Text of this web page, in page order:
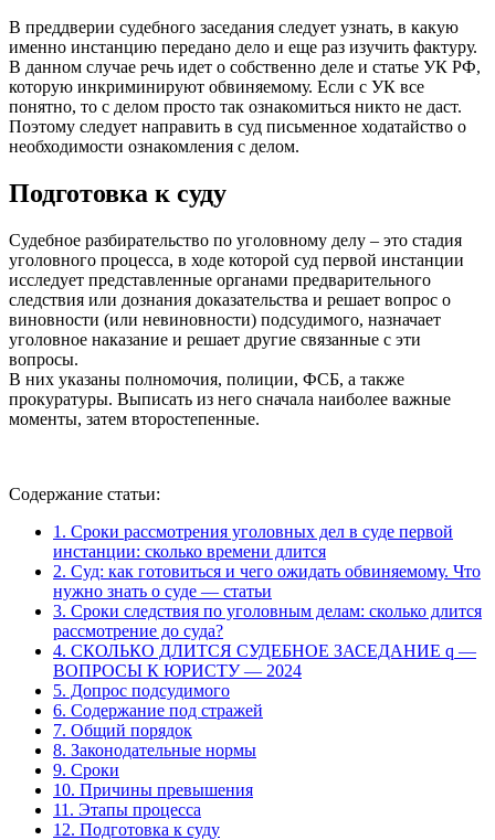
В преддверии судебного заседания следует узнать, в какую
именно инстанцию передано дело и еще раз изучить фактуру.
В данном случае речь идет о собственно деле и статье УК РФ,
которую инкриминируют обвиняемому. Если с УК все
понятно, то с делом просто так ознакомиться никто не даст.
Поэтому следует направить в суд письменное ходатайство о
необходимости ознакомления с делом.
Подготовка к суду
Судебное разбирательство по уголовному делу – это стадия
уголовного процесса, в ходе которой суд первой инстанции
исследует представленные органами предварительного
следствия или дознания доказательства и решает вопрос о
виновности (или невиновности) подсудимого, назначает
уголовное наказание и решает другие связанные с эти
вопросы.
В них указаны полномочия, полиции, ФСБ, а также
прокуратуры. Выписать из него сначала наиболее важные
моменты, затем второстепенные.
Содержание статьи:
1. Сроки рассмотрения уголовных дел в суде первой
инстанции: сколько времени длится
2. Суд: как готовиться и чего ожидать обвиняемому. Что
нужно знать о суде — статьи
3. Сроки следствия по уголовным делам: сколько длится
рассмотрение до суда?
4. СКОЛЬКО ДЛИТСЯ СУДЕБНОЕ ЗАСЕДАНИЕ q —
ВОПРОСЫ К ЮРИСТУ — 2024
5. Допрос подсудимого
6. Содержание под стражей
7. Общий порядок
8. Законодательные нормы
9. Сроки
10. Причины превышения
11. Этапы процесса
12. Подготовка к суду